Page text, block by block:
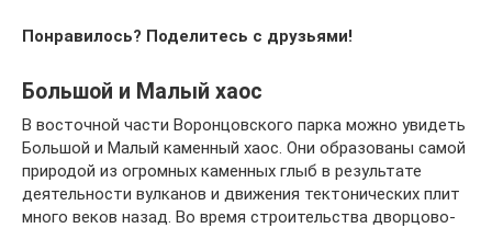
Понравилось? Поделитесь с друзьями!
Большой и Малый хаос
В восточной части Воронцовского парка можно увидеть
Большой и Малый каменный хаос. Они образованы самой
природой из огромных каменных глыб в результате
деятельности вулканов и движения тектонических плит
много веков назад. Во время строительства дворцово-